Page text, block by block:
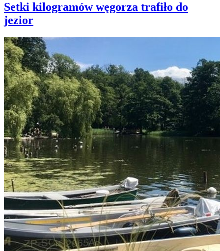
Setki kilogramów węgorza trafiło do
jezior